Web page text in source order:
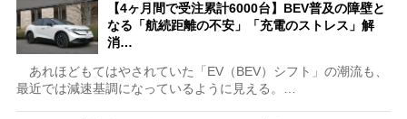
【4ヶ月間で受注累計6000台】BEV普及の障壁と
なる「航続距離の不安」「充電のストレス」解
消…
あれほどもてはやされていた「EV（BEV）シフト」の潮流も、
最近では減速基調になっているように見える。…